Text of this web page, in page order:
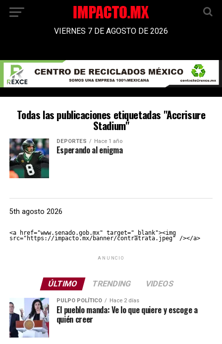
VIERNES 7 DE AGOSTO DE 2026
Todas las publicaciones etiquetadas "Accrisure
Stadium"
DEPORTES Hace 1 año
Esperando al enigma
5th agosto 2026
<a href="www.senado.gob.mx" target="_blank"><img
src="https://impacto.mx/banner/contratrata.jpeg" /></a>
ANUNCIO
ÚLTIMO TRENDING VIDEOS
PULPO POLÍTICO Hace 2 días
El pueblo manda: Ve lo que quiere y escoge a
quién creer